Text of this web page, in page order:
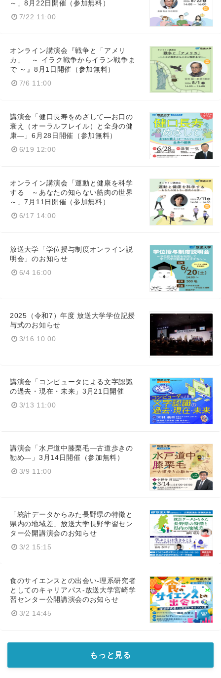
～」8月22日開催（参加無料）
7/22 11:00
オンライン講演会『戦争と「アメリ
カ」 ～ イラク戦争からイラン戦争ま
で ～』8月1日開催（参加無料）
7/6 11:00
講演会「健口長寿をめざして―お口の
衰え（オーラルフレイル）と全身の健
康―」6月28日開催（参加無料）
6/19 12:00
オンライン講演会「運動と健康を科学
する ～あなたの知らない筋肉の世界
～」7月11日開催（参加無料）
6/17 14:00
放送大学「学位授与制度オンライン説
明会」のお知らせ
6/4 16:00
2025（令和7）年度 放送大学学位記授
与式のお知らせ
3/16 10:00
講演会「コンピュータによる文字認識
の過去・現在・未来」3月21日開催
3/13 11:00
講演会「水戸道中膝栗毛―古道歩きの
勧め―」3月14日開催（参加無料）
3/9 11:00
「統計データからみた長野県の特徴と
県内の地域差」放送大学長野学習セン
ター公開講演会のお知らせ
3/2 15:15
食のサイエンスとの出会い-理系研究者
としてのキャリアパス-放送大学宮崎学
習センター公開講演会のお知らせ
3/2 14:45
もっと見る